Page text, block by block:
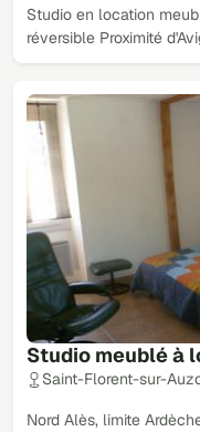
Studio en location
réversible Proximité
Studio meublé à
Saint-Florent-sur-
Nord Alès, limite